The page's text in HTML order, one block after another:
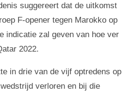
suggereert dat de uitkomst
F-opener tegen Marokko op
indicatie zal geven van hoe ver
2022.
in drie van de vijf optredens op
verloren en bij die